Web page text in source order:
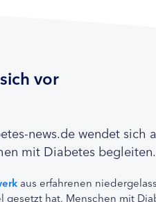
vor
news.de wendet
mit Diabetes begleiten.
aus erfahrenen
gesetzt hat, Menschen mit